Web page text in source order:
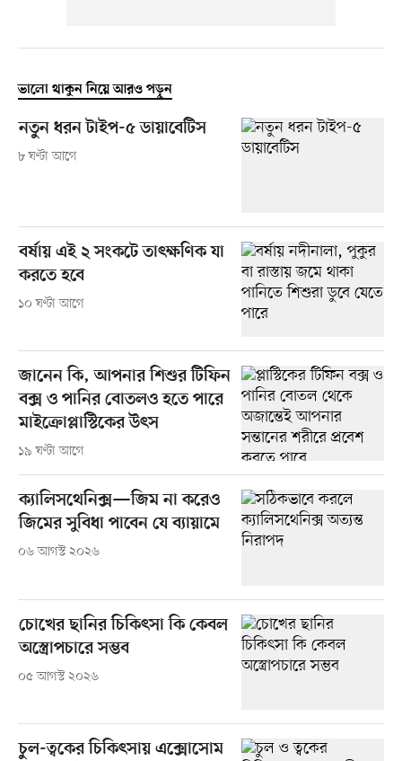
ভালো থাকুন নিয়ে আরও পড়ুন
নতুন ধরন টাইপ-৫ ডায়াবেটিস
৮ ঘণ্টা আগে
বর্ষায় এই ২ সংকটে তাৎক্ষণিক যা
করতে হবে
১০ ঘণ্টা আগে
জানেন কি, আপনার শিশুর টিফিন
বক্স ও পানির বোতলও হতে পারে
মাইক্রোপ্লাস্টিকের উৎস
১৯ ঘণ্টা আগে
ক্যালিসথেনিক্স—জিম না করেও
জিমের সুবিধা পাবেন যে ব্যায়ামে
০৬ আগস্ট ২০২৬
চোখের ছানির চিকিৎসা কি কেবল
অস্ত্রোপচারে সম্ভব
০৫ আগস্ট ২০২৬
চুল-ত্বকের চিকিৎসায় এক্সোসোম